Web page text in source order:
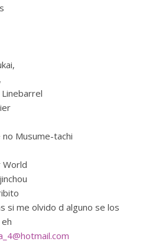
Musume-tachi
World
si me olvido d alguno se los